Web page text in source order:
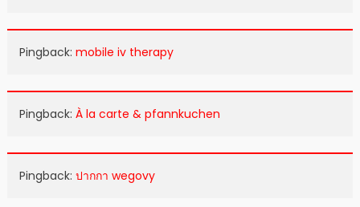
Pingback: mobile iv therapy
Pingback: À la carte & pfannkuchen
Pingback: ปากกา wegovy